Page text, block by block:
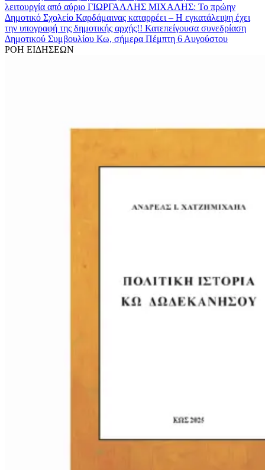
λειτουργία από αύριο ΓΙΩΡΓΑΛΛΗΣ ΜΙΧΑΛΗΣ: Το πρώην
Δημοτικό Σχολείο Καρδάμαινας καταρρέει – Η εγκατάλειψη έχει
την υπογραφή της δημοτικής αρχής!! Κατεπείγουσα συνεδρίαση
Δημοτικού Συμβουλίου Κω, σήμερα Πέμπτη 6 Αυγούστου
ΡΟΗ ΕΙΔΗΣΕΩΝ